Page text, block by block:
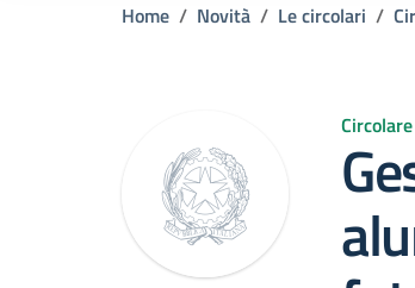
Home Novità Le circolari